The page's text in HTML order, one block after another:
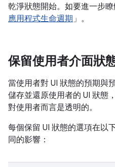
乾淨狀態開始。如要進一步
應用程式生命週期 」。
保留使用者介面狀
當使用者對 UI 狀態的預期與
儲存並還原使用者的 UI 狀態
對使用者而言是透明的。
每個保留 UI 狀態的選項在以
同的影響：